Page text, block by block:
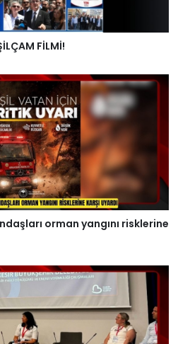
FİLMİ!
orman yangını risklerine